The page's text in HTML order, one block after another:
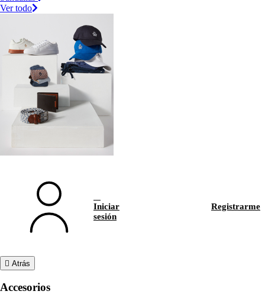
Ver todo
Iniciar
sesión
Registrarme
Atrás
Accesorios